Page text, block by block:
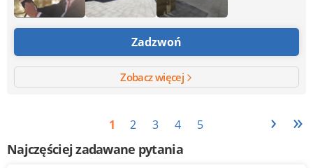
Zadzwoń
Zobacz więcej
1 2 3 4 5 › »
Najczęściej zadawane pytania